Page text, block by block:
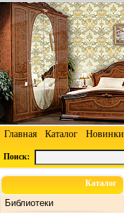
Главная Каталог Новинки
Поиск:
Каталог
Библиотеки